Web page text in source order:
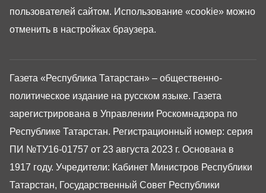
Газета «Республика Татарстан» – общественно-
политическое издание на русском языке. Газета
зарегистрирована в Управлении Роскомнадзора по
Республике Татарстан. Регистрационный номер: серия
ПИ №ТУ16-01757 от 23 августа 2023 г. Основана в
1917 году. Учредители: Кабинет Министров Республики
Татарстан, Государственный Совет Республики
пользователей сайтом. Использование «cookie» можно
отменить в настройках браузера.